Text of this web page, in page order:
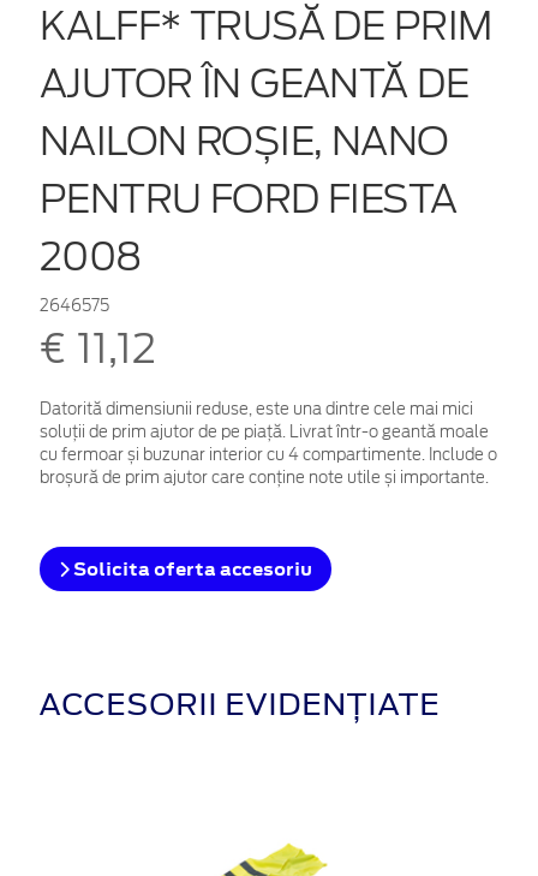
KALFF* TRUSĂ DE PRIM
AJUTOR ÎN GEANTĂ DE
NAILON ROȘIE, NANO
PENTRU FORD FIESTA
2008
2646575
€ 11,12
Datorită dimensiunii reduse, este una dintre cele mai mici
soluții de prim ajutor de pe piață. Livrat într-o geantă moale
cu fermoar și buzunar interior cu 4 compartimente. Include o
broșură de prim ajutor care conține note utile și importante.
Solicita oferta accesoriu
ACCESORII EVIDENȚIATE